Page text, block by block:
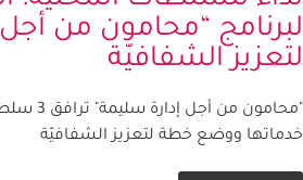
“محامون من أجل
الشفافيّة
"محامون من
ووضع خطة لتعزيز الشفافيّة